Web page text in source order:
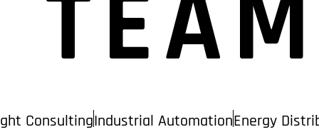
TEAM
ConsultingIndustrial AutomationEnergy